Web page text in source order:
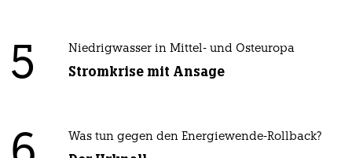
5 Niedrigwasser in Mittel- und Osteuropa
Stromkrise mit Ansage
Was tun gegen den Energiewende-Rollback?